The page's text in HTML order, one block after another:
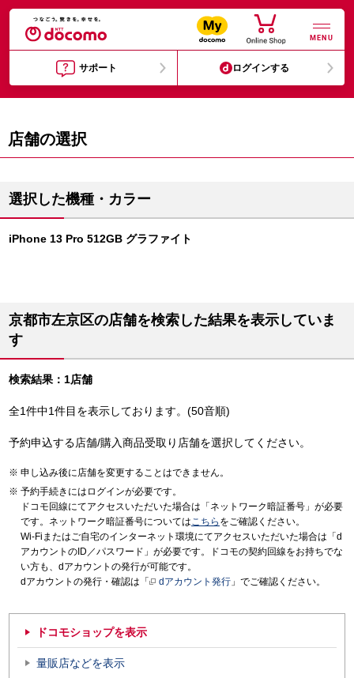
MENU
サポート ログインする
店舗の選択
選択した機種・カラー
iPhone 13 Pro 512GB グラファイト
京都市左京区の店舗を検索した結果を表示していま
す
検索結果：1店舗
全1件中1件目を表示しております。(50音順)
予約申込する店舗/購入商品受取り店舗を選択してください。
申し込み後に店舗を変更することはできません。
予約手続きにはログインが必要です。
ドコモ回線にてアクセスいただいた場合は「ネットワーク暗証番号」が必要
です。ネットワーク暗証番号についてはこちら をご確認ください。
Wi-Fiまたはご自宅のインターネット環境にてアクセスいただいた場合は「d
アカウントのID／パスワード」が必要です。ドコモの契約回線をお持ちでな
い方も、dアカウントの発行が可能です。
dアカウントの発行・確認は「
dアカウント発行 」でご確認ください。
ドコモショップを表示
量販店などを表示